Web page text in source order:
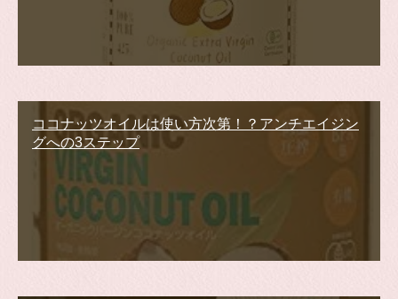
ココナッツオイルは使い方次第！？アンチエイジン
グへの3ステップ